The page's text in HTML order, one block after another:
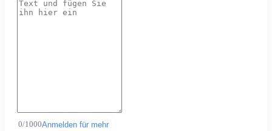
0/1000Anmelden für mehr